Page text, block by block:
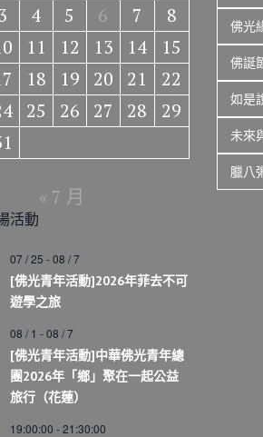
4 5 6 7
8
11 12 13 14
15
18 19 20 21
22
25 26 27 28
29
« 7 月
活動
07 / 25 -08 / 7
[佛光青年活動]2026年菲去不可
遊學之旅
08 / 1 -08 / 7
[佛光青年活動]中華佛光青年總
團2026年「鄉」聚在一起公益
旅行（花蓮）
19:00:00 -21:30:00
佛光
佛誕
如是
未來
臘八